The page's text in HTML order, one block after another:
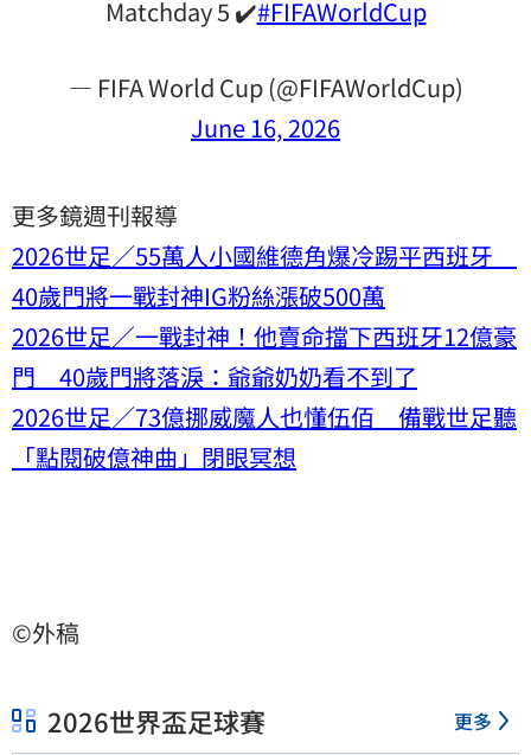
Matchday 5 ✔️#FIFAWorldCup
— FIFA World Cup (@FIFAWorldCup)
June 16, 2026
更多鏡週刊報導
2026世足／55萬人小國維德角爆冷踢平西班牙
40歲門將一戰封神IG粉絲漲破500萬
2026世足／一戰封神！他賣命擋下西班牙12億豪
門 40歲門將落淚：爺爺奶奶看不到了
2026世足／73億挪威魔人也懂伍佰 備戰世足聽
「點閱破億神曲」閉眼冥想
©外稿
2026世界盃足球賽 更多